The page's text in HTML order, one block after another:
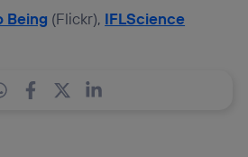
Being (Flickr), IFLScience